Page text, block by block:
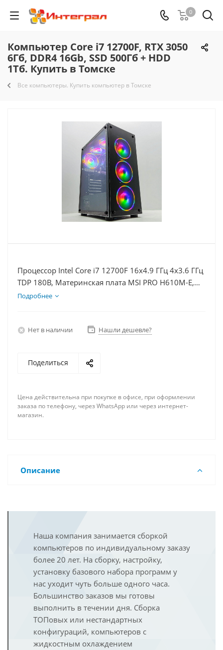
0
Компьютер Core i7 12700F, RTX 3050
6Гб, DDR4 16Gb, SSD 500Гб + HDD
1Тб. Купить в Томске
Все компьютеры. Купить компьютер в Томске
Процессор Intel Core i7 12700F 16x4.9 ГГц 4x3.6 ГГц
TDP 180В, Материнская плата MSI PRO H610M-E,
Видеокарта RTX 3050 6Гб, Память DDR4 16Gb,
Подробнее
Нет в наличии Нашли дешевле?
Поделиться
Цена действительна при покупке в офисе, при оформлении
заказа по телефону, через WhatsApp или через интернет-
магазин.
Описание
Наша компания занимается сборкой
компьютеров по индивидуальному заказу
более 20 лет. На сборку, настройку,
установку базового набора программ у
нас уходит чуть больше одного часа.
Большинство заказов мы готовы
выполнить в течении дня. Сборка
ТОПовых или нестандартных
конфигураций, компьютеров с
жидкостным охлаждением